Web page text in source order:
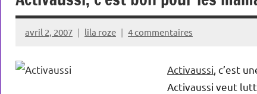
avril 2, 2007 lila roze 4 commentaires
Activaussi , c’est
Activaussi veut